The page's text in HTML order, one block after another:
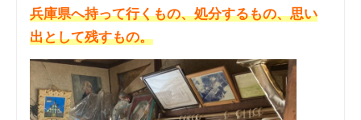
兵庫県へ持って行くもの、処分するもの、思い
出として残すもの。